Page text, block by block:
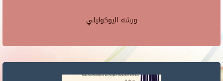
ورشه اليوكوليلي